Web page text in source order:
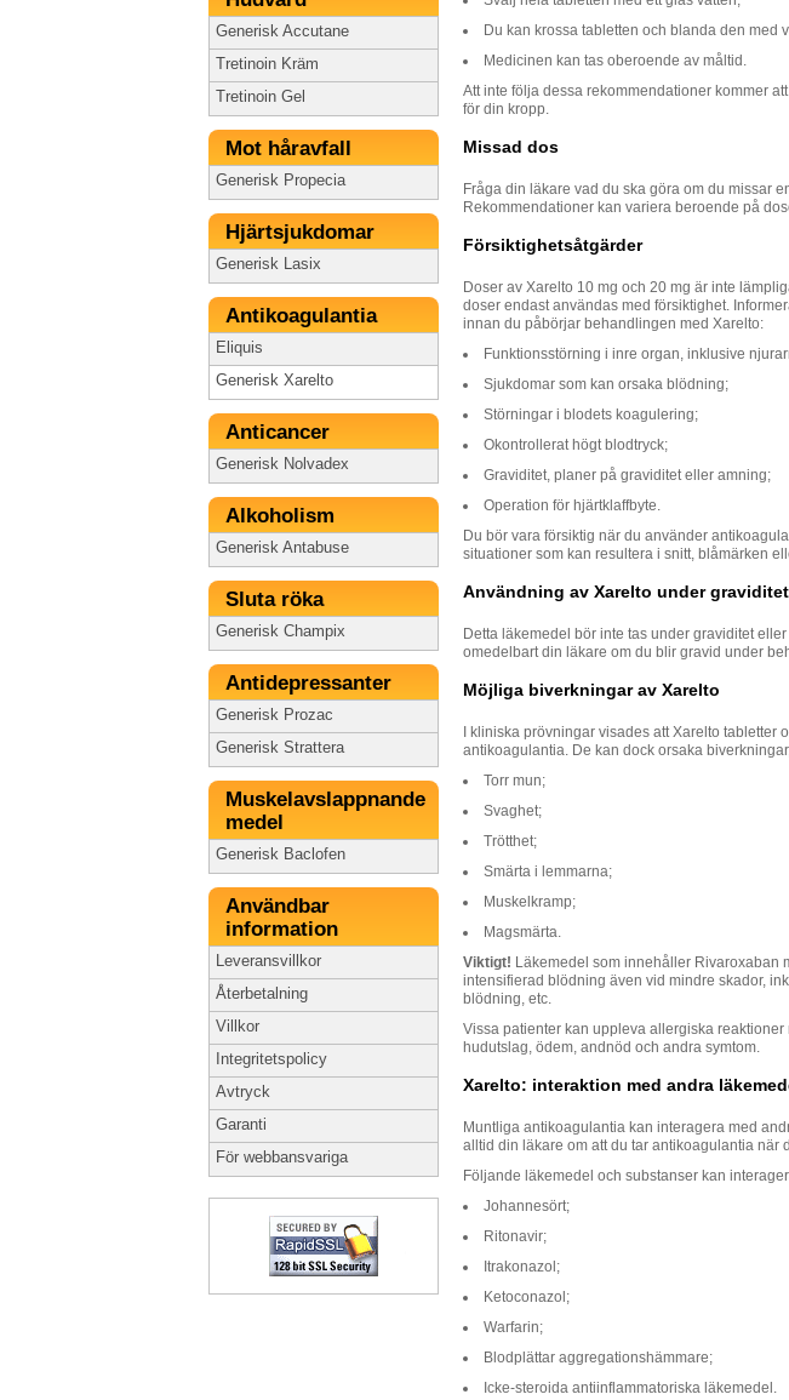
Generisk Accutane
Tretinoin Kräm
Tretinoin Gel
Mot håravfall
Generisk Propecia
Hjärtsjukdomar
Generisk Lasix
Antikoagulantia
Eliquis
Generisk Xarelto
Anticancer
Generisk Nolvadex
Alkoholism
Generisk Antabuse
Sluta röka
Generisk Champix
Antidepressanter
Generisk Prozac
Generisk Strattera
Muskelavslappnande
medel
Generisk Baclofen
Användbar
information
Leveransvillkor
Återbetalning
Villkor
Integritetspolicy
Avtryck
Garanti
För webbansvariga
Du kan krossa tabletten och blanda den med
Medicinen kan tas oberoende av måltid.
Att inte följa dessa rekommendationer kommer
för din kropp.
Missad dos
Fråga din läkare vad du ska göra om du missar
Rekommendationer kan variera beroende på
Försiktighetsåtgärder
Doser av Xarelto 10 mg och 20 mg är inte
doser endast användas med försiktighet.
innan du påbörjar behandlingen med Xarelto:
Funktionsstörning i inre organ, inklusive
Sjukdomar som kan orsaka blödning;
Störningar i blodets koagulering;
Okontrollerat högt blodtryck;
Graviditet, planer på graviditet eller amning;
Operation för hjärtklaffbyte.
Du bör vara försiktig när du använder
situationer som kan resultera i snitt, blåmärken
Användning av Xarelto under graviditet
Detta läkemedel bör inte tas under graviditet
omedelbart din läkare om du blir gravid under
Möjliga biverkningar av Xarelto
I kliniska prövningar visades att Xarelto tabletter
antikoagulantia. De kan dock orsaka
Torr mun;
Svaghet;
Trötthet;
Smärta i lemmarna;
Muskelkramp;
Magsmärta.
Viktigt! Läkemedel som innehåller Rivaroxaban
intensifierad blödning även vid mindre skador,
blödning, etc.
Vissa patienter kan uppleva allergiska
hudutslag, ödem, andnöd och andra symtom.
Xarelto: interaktion med andra
Muntliga antikoagulantia kan interagera med
alltid din läkare om att du tar antikoagulantia när
Följande läkemedel och substanser kan
Johannesört;
Ritonavir;
Itrakonazol;
Ketoconazol;
Warfarin;
Blodplättar aggregationshämmare;
Icke-steroida antiinflammatoriska läkemedel.